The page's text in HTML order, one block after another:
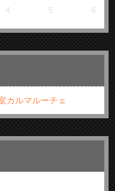
4 5 6
カルマルーチェ